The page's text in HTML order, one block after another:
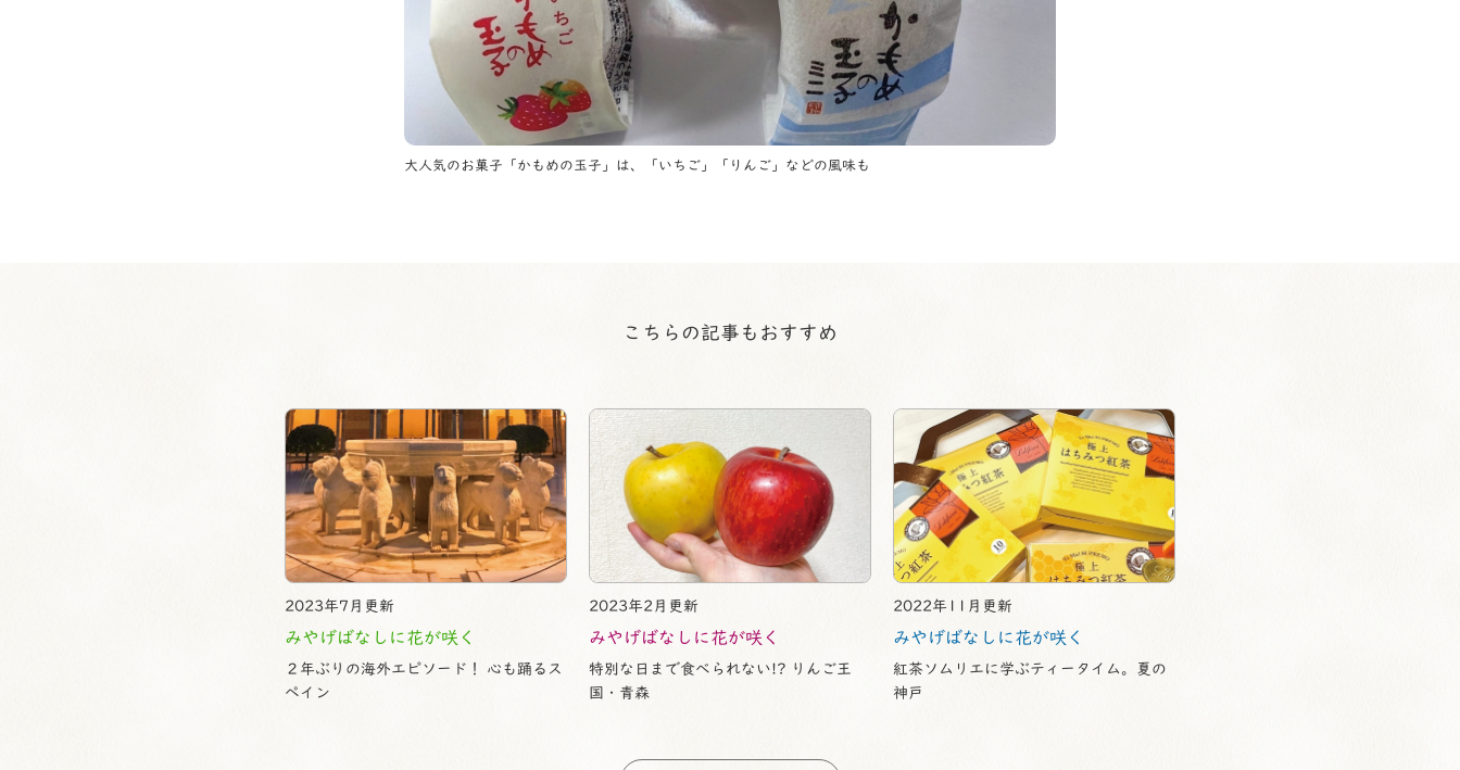
大人気のお菓子「かもめの玉子」は、「いちご」「りんご」などの風味も
こちらの記事もおすすめ
2023年7月更新
みやげばなしに花が咲く
２年ぶりの海外エピソード！ 心も踊るス
ペイン
2023年2月更新
みやげばなしに花が咲く
特別な日まで食べられない!? りんご王
国・青森
2022年11月更新
みやげばなしに花が咲く
紅茶ソムリエに学ぶティータイム。夏の
神戸